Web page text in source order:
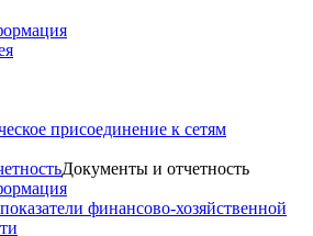
присоединение к сетям
Документы и отчетность
финансово-хозяйственной